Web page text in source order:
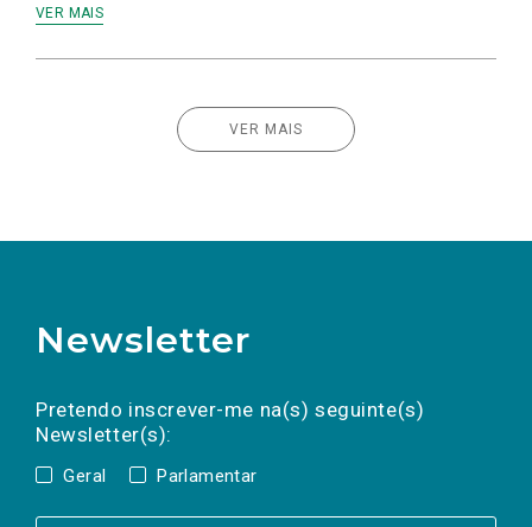
VER MAIS
VER MAIS
Newsletter
Pretendo inscrever-me na(s) seguinte(s)
Newsletter(s):
Geral Parlamentar
a(s) newsletter(s).
mail